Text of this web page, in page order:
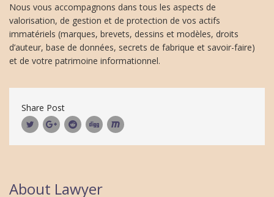
Nous vous accompagnons dans tous les aspects de
valorisation, de gestion et de protection de vos actifs
immatériels (marques, brevets, dessins et modèles, droits
d’auteur, base de données, secrets de fabrique et savoir-faire)
et de votre patrimoine informationnel.
Share Post
About Lawyer